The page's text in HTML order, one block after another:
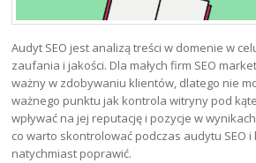
Audyt SEO jest analizą treści w domenie w
zaufania i jakości. Dla małych firm SEO
ważny w zdobywaniu klientów, dlatego nie
ważnego punktu jak kontrola witryny pod
wpływać na jej reputację i pozycje w
co warto skontrolować podczas audytu SEO i
natychmiast poprawić.